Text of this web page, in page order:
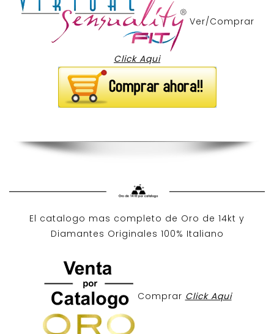
Ver/Comprar
Click Aqui
El catalogo mas completo de Oro de 14kt y
Diamantes Originales 100% Italiano
Comprar Click Aqui